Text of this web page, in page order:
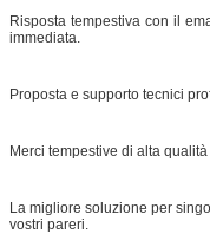
Risposta tempestiva con il
immediata.
Proposta e supporto tecnici
Merci tempestive di alta
La migliore soluzione per
vostri pareri.